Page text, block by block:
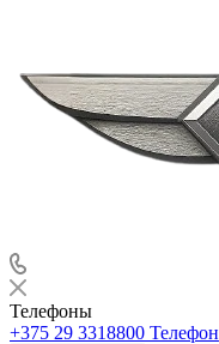
Телефоны
+375 29 3318800 Телефон